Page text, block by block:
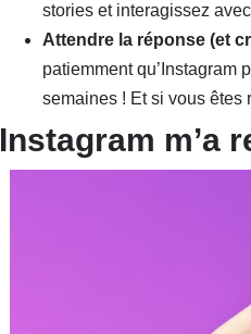
stories et interagissez
Attendre la réponse (et
patiemment qu’Instagram
semaines ! Et si vous êtes
Instagram m’a